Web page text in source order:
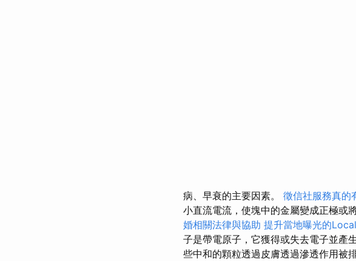
病、早衰的主要因素。 徵信社服務真的
小直流電流，使塊中的金屬變成正極或
婚相關法律與協助 提升當地曝光的
子是帶電原子，它獲得或失去電子並產
些中和的顆粒透過皮膚透過滲透作用被